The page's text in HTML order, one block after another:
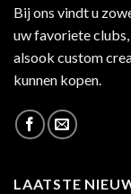
Bij ons vindt u
uw favoriete clubs,
alsook custom
kunnen kopen.
LAATSTE